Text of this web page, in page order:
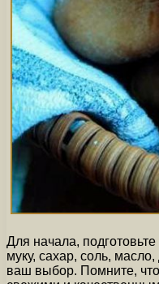
Для начала,
муку, сахар, соль,
ваш выбор. Помните,